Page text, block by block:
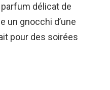
délicat de
un gnocchi d’une
pour des soirées